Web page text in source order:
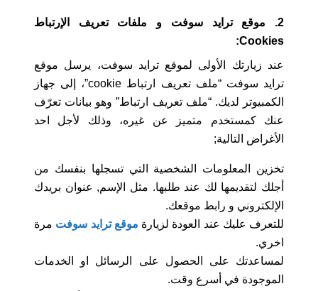
2. موقع ترايد سوفت و ملفات تعريف الإرتباط
Cookies:
عند زيارتك الأولى لموقع ترايد سوفت، يرسل موقع
ترايد سوفت “ملف تعريف ارتباط cookie”، إلى جهاز
الكمبيوتر لديك. “ملف تعريف ارتباط” وهو بيانات تعرّف
عنك كمستخدم متميز عن غيره، وذلك لأجل احد
الأغراض التالية;
تخزين المعلومات الشخصية التي تسجلها بنفسك من
أجلك لتقديمها لك عند طلبها. مثل الإسم, عنوان بريدك
الإلكتروني و رابط موقعك.
للتعرف عليك عند العودة لزيارة موقع ترايد سوفت مرة
اخري.
لمساعدتك على الحصول على الرسائل او الخدمات
الموجودة في أسرع وقت.